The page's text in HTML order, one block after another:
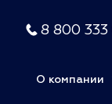
8 800 333
О компании